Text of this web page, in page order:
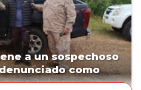
a un sospechoso
como